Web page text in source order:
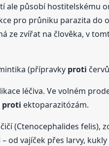
ale působí hostitelskému
pro průniku parazita do
ze zvířat na člověka, v
(přípravky proti
léčiva. Ve volném
proti ektoparazitózám.
(Ctenocephalides felis),
od vajíček přes larvy,